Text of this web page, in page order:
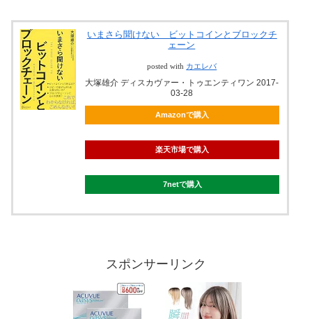
いまさら聞けない ビットコインとブロックチ
ェーン
posted with カエレバ
大塚雄介 ディスカヴァー・トゥエンティワン 2017-
03-28
Amazonで購入
楽天市場で購入
7netで購入
スポンサーリンク